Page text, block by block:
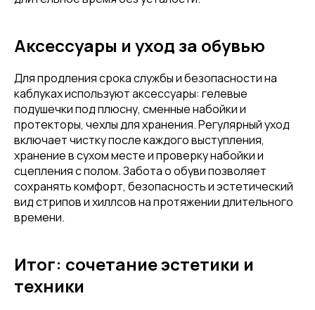
Аксессуары и уход за обувью
Для продления срока службы и безопасности на
каблуках используют аксессуары: гелевые
подушечки под плюсну, сменные набойки и
протекторы, чехлы для хранения. Регулярный уход
включает чистку после каждого выступления,
хранение в сухом месте и проверку набойки и
сцепления с полом. Забота о обуви позволяет
сохранять комфорт, безопасность и эстетический
вид стрипов и хиллсов на протяжении длительного
времени.
Итог: сочетание эстетики и
техники